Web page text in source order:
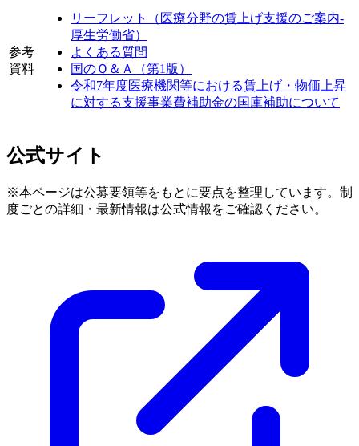
参考
資料
リーフレット（医療分野の賃上げ支援のご案内-
厚生労働省）
よくある質問
国のＱ＆Ａ（第1版）
令和7年度医療機関等における賃上げ・物価上昇
に対する支援事業費補助金の国庫補助について
公式サイト
※本ページは公募要領等をもとに要点を整理しています。制
度ごとの詳細・最新情報は公式情報をご確認ください。